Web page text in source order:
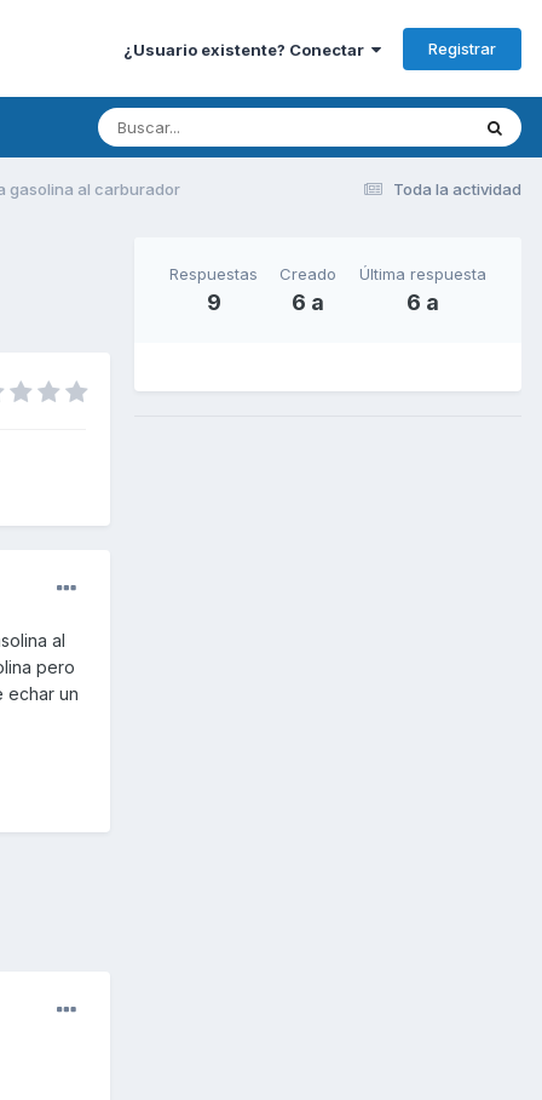
¿Usuario existente? Conectar Registrar
Toda la actividad
gasolina al carburador
al
pero
echar un
Respuestas
9
Creado
6 a
Última respuesta
6 a